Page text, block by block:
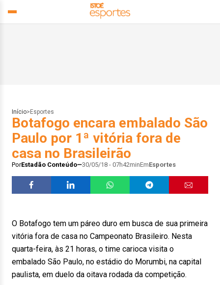
Início> Esportes
Botafogo encara embalado São
Paulo por 1ª vitória fora de
casa no Brasileirão
PorEstadão Conteúdo 30/05/18 - 07h42minEmEsportes
O Botafogo tem um páreo duro em busca de sua primeira
vitória fora de casa no Campeonato Brasileiro. Nesta
quarta-feira, às 21 horas, o time carioca visita o
embalado São Paulo, no estádio do Morumbi, na capital
paulista, em duelo da oitava rodada da competição.